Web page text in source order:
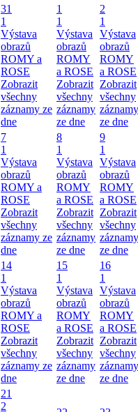
31
1
Výstava
obrazů
ROMY a
ROSE
Zobrazit
všechny
záznamy ze
dne
1
1
Výstava
obrazů
ROMY
a ROSE
Zobrazit
všechny
záznamy
ze dne
2
1
Výstava
obrazů
ROMY
a ROSE
Zobrazit
všechny
záznamy
ze dne
7
1
Výstava
obrazů
ROMY a
ROSE
Zobrazit
všechny
záznamy ze
dne
8
1
Výstava
obrazů
ROMY
a ROSE
Zobrazit
všechny
záznamy
ze dne
9
1
Výstava
obrazů
ROMY
a ROSE
Zobrazit
všechny
záznamy
ze dne
14
1
Výstava
obrazů
ROMY a
ROSE
Zobrazit
všechny
záznamy ze
dne
15
1
Výstava
obrazů
ROMY
a ROSE
Zobrazit
všechny
záznamy
ze dne
16
1
Výstava
obrazů
ROMY
a ROSE
Zobrazit
všechny
záznamy
ze dne
21
2